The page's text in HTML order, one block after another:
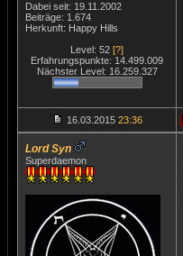
Dabei seit: 19.11.2002
Beiträge: 1.674
Herkunft: Happy Hills
Level: 52 [?]
Erfahrungspunkte: 14.499.009
Nächster Level: 16.259.327
16.03.2015 23:36
Lord Syn
Superdaemon